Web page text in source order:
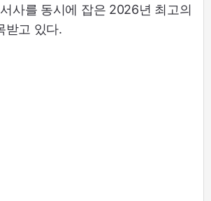
사를 동시에 잡은 2026년 최고의
받고 있다.